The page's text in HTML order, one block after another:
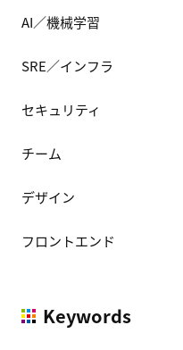
AI／機械学習
SRE／インフラ
セキュリティ
チーム
デザイン
フロントエンド
Keywords